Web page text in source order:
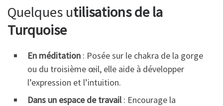
Quelques utilisations de la
Turquoise
En méditation : Posée sur le chakra de la gorge
ou du troisième œil, elle aide à développer
l’expression et l’intuition.
Dans un espace de travail: Encourage la